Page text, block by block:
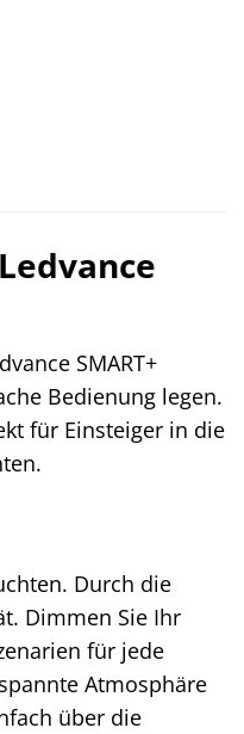
SMART+
Bedienung legen.
für Einsteiger in die
Durch die
Dimmen Sie Ihr
für jede
Atmosphäre
über die